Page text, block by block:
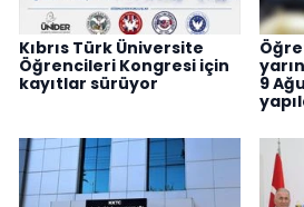
Kıbrıs Türk Üniversite
Öğrencileri Kongresi için
kayıtlar sürüyor
9